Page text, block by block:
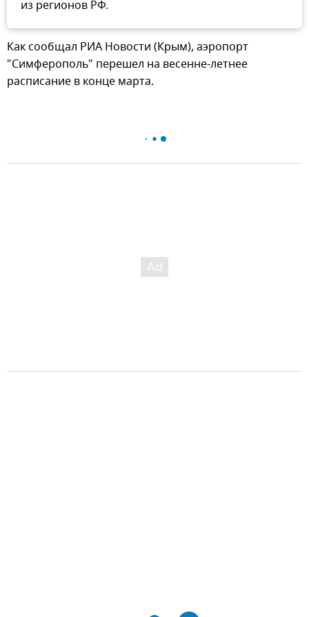
из регионов РФ.
Как сообщал РИА Новости (Крым), аэропорт
"Симферополь" перешел на весенне-летнее
расписание в конце марта.